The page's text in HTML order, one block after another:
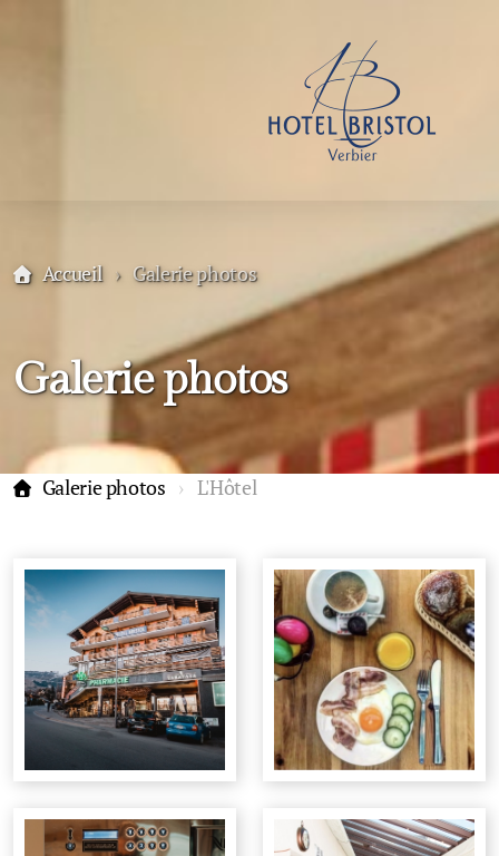
Accueil Galerie photos
Galerie photos
Galerie photos L'Hôtel